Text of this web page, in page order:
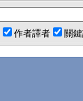
作者譯者 關